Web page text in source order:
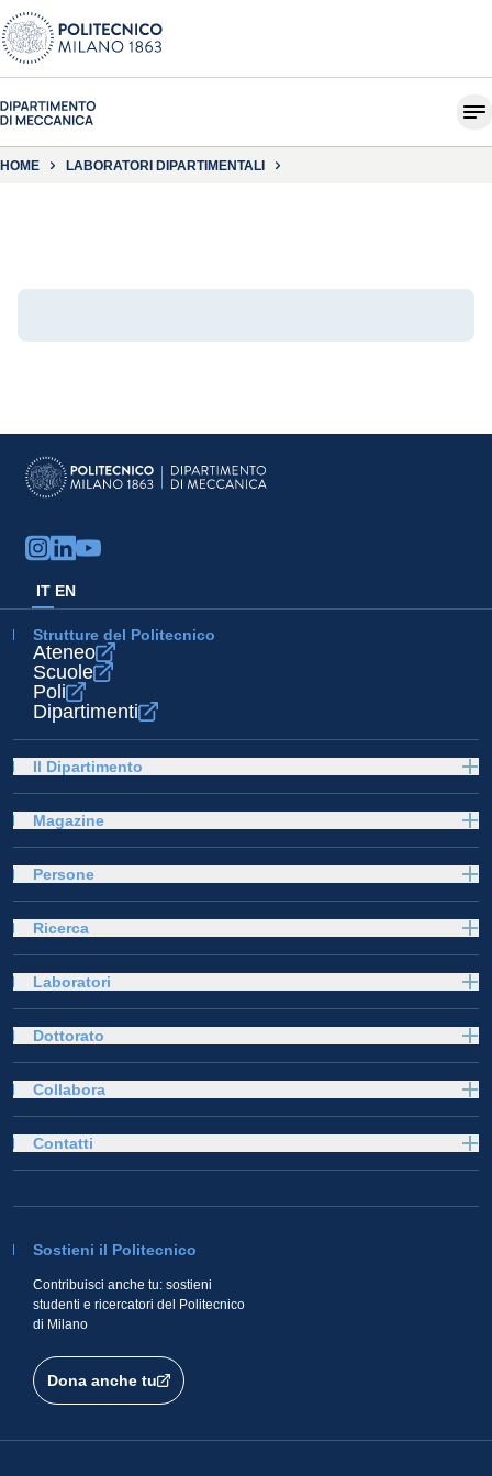
HOME LABORATORI DIPARTIMENTALI
IT EN
Strutture del Politecnico
Ateneo
Scuole
Poli
Dipartimenti
Il Dipartimento
Magazine
Persone
Ricerca
Laboratori
Dottorato
Collabora
Sostieni il Politecnico
Contribuisci anche tu: sostieni
studenti e ricercatori del Politecnico
di Milano
Dona anche tu
Contatti